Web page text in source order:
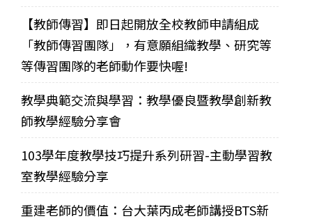
【教師傳習】即日起開放全校教師申請組成
「教師傳習團隊」，有意願組織教學、研究等
等傳習團隊的老師動作要快喔!
教學典範交流與學習：教學優良暨教學創新教
師教學經驗分享會
103學年度教學技巧提升系列研習-主動學習教
室教學經驗分享
重建老師的價值：台大葉丙成老師講授BTS新